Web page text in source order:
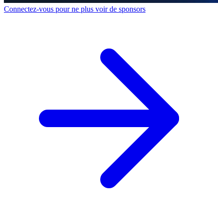
Connectez-vous pour ne plus voir de sponsors